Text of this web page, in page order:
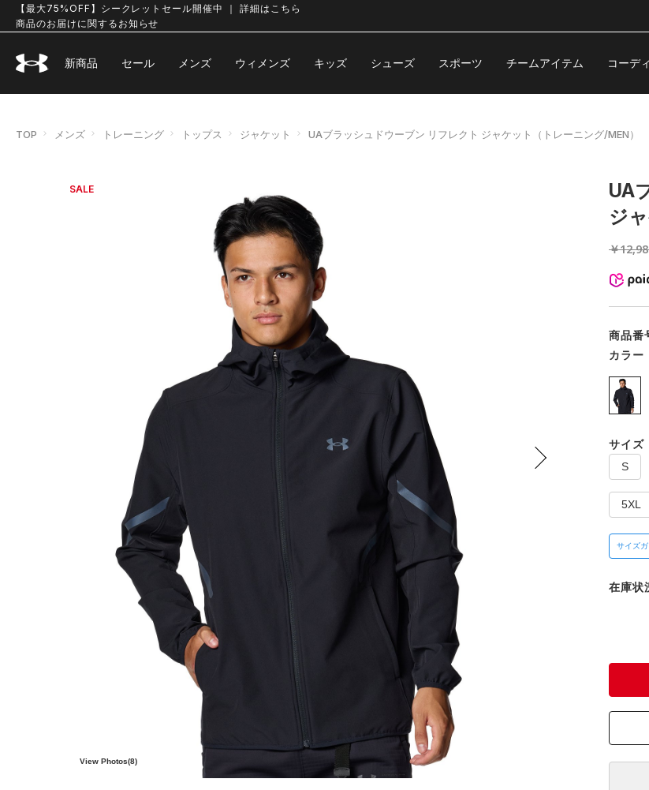
【最大75%OFF】シークレットセール開催中 ｜ 詳細はこちら
商品のお届けに関するお知らせ
新商品 セール メンズ ウィメンズ キッズ シューズ スポーツ チームアイテム コーデ
TOP メンズ トレーニング トップス ジャケット UAブラッシュドウーブン リフレクト ジャケット（トレーニング/MEN）
SALE
View Photos(8)
UA
ジ
￥
商品番
カラー
サイズ
S
5XL
サイズ
在庫状